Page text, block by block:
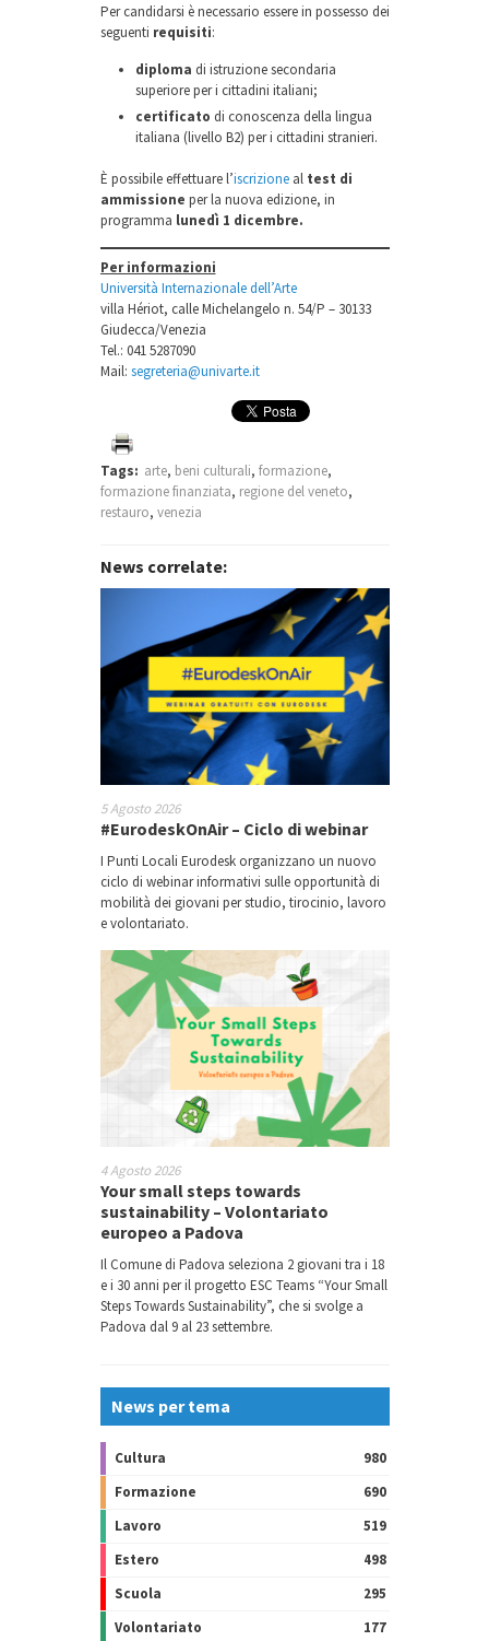
Per candidarsi è necessario essere in possesso dei
seguenti requisiti:
diploma di istruzione secondaria
superiore per i cittadini italiani;
certificato di conoscenza della lingua
italiana (livello B2) per i cittadini stranieri.
È possibile effettuare l’iscrizioneal test di
ammissione per la nuova edizione, in
programma lunedì 1 dicembre.
Per informazioni
Università Internazionale dell’Arte
villa Hériot, calle Michelangelo n. 54/P – 30133
Giudecca/Venezia
Tel.: 041 5287090
Mail: segreteria@univarte.it
Tags: arte, beni culturali, formazione,
formazione finanziata, regione del veneto,
restauro, venezia
News correlate:
5 Agosto 2026
#EurodeskOnAir – Ciclo di webinar
I Punti Locali Eurodesk organizzano un nuovo
ciclo di webinar informativi sulle opportunità di
mobilità dei giovani per studio, tirocinio, lavoro
e volontariato.
4 Agosto 2026
Your small steps towards
sustainability – Volontariato
europeo a Padova
Il Comune di Padova seleziona 2 giovani tra i 18
e i 30 anni per il progetto ESC Teams “Your Small
Steps Towards Sustainability”, che si svolge a
Padova dal 9 al 23 settembre.
News per tema
Cultura
980
Formazione
690
Lavoro
519
Estero
498
Scuola
295
Volontariato
177